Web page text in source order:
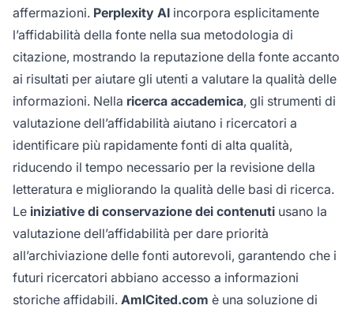
affermazioni. Perplexity AI incorpora esplicitamente
l’affidabilità della fonte nella sua metodologia di
citazione, mostrando la reputazione della fonte accanto
ai risultati per aiutare gli utenti a valutare la qualità delle
informazioni. Nella ricerca accademica, gli strumenti di
valutazione dell’affidabilità aiutano i ricercatori a
identificare più rapidamente fonti di alta qualità,
riducendo il tempo necessario per la revisione della
letteratura e migliorando la qualità delle basi di ricerca.
Le iniziative di conservazione dei contenuti usano la
valutazione dell’affidabilità per dare priorità
all’archiviazione delle fonti autorevoli, garantendo che i
futuri ricercatori abbiano accesso a informazioni
storiche affidabili. AmICited.com è una soluzione di